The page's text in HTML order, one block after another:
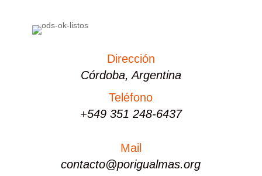
Dirección
Córdoba, Argentina
Teléfono
+549 351 248-6437
Mail
contacto@porigualmas.org